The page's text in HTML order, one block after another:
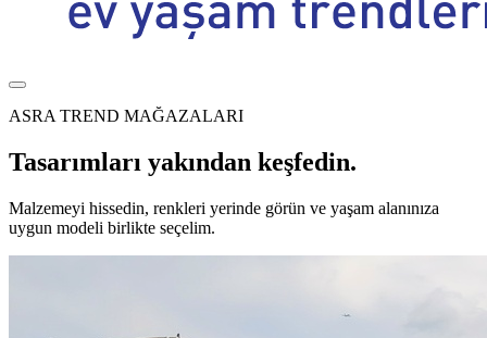
ASRA TREND MAĞAZALARI
Tasarımları yakından keşfedin.
Malzemeyi hissedin, renkleri yerinde görün ve yaşam alanınıza
uygun modeli birlikte seçelim.